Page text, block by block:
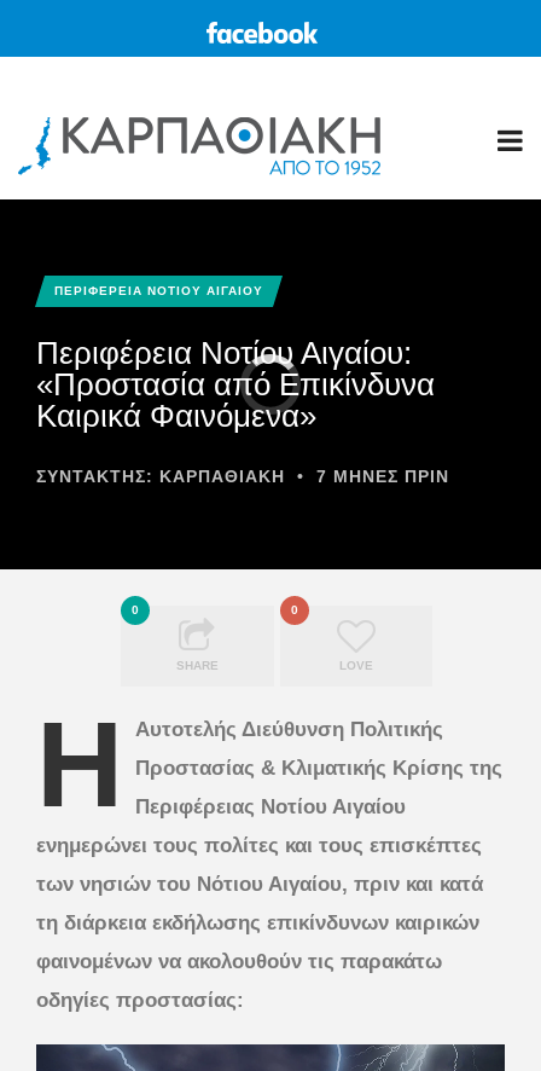
ΠΕΡΙΦΕΡΕΙΑ ΝΟΤΙΟΥ ΑΙΓΑΙΟΥ
Περιφέρεια Νοτίου Αιγαίου:
«Προστασία από Επικίνδυνα
Καιρικά Φαινόμενα»
ΣΥΝΤΆΚΤΗΣ: ΚΑΡΠΑΘΙΑΚΗ • 7 ΜΉΝΕΣ ΠΡΙΝ
0
SHARE
0
LOVE
Η
Αυτοτελής Διεύθυνση Πολιτικής
Προστασίας & Κλιματικής Κρίσης της
Περιφέρειας Νοτίου Αιγαίου
ενημερώνει τους πολίτες και τους επισκέπτες
των νησιών του Νότιου Αιγαίου, πριν και κατά
τη διάρκεια εκδήλωσης επικίνδυνων καιρικών
φαινομένων να ακολουθούν τις παρακάτω
οδηγίες προστασίας: